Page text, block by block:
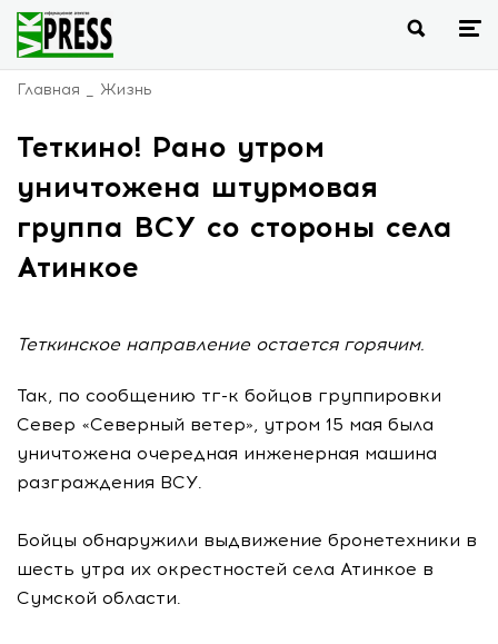
Главная Жизнь
Теткино! Рано утром
уничтожена штурмовая
группа ВСУ со стороны села
Атинкое
Теткинское направление остается горячим.
Так, по сообщению тг-к бойцов группировки
Север «Северный ветер», утром 15 мая была
уничтожена очередная инженерная машина
разграждения ВСУ.
Бойцы обнаружили выдвижение бронетехники в
шесть утра их окрестностей села Атинкое в
Сумской области.